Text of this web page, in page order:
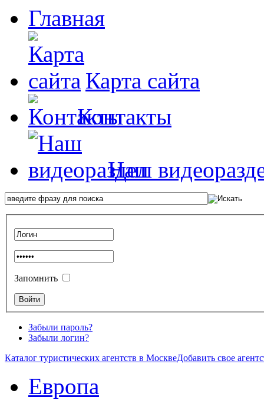
Главная
Карта сайта
Контакты
Наш
Запомнить
Забыли пароль?
Забыли логин?
Каталог туристических агентств в МосквеДобавить свое
Европа